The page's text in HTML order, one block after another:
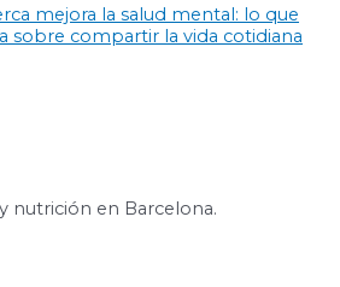
mejora la salud mental: lo que
sobre compartir la vida cotidiana
nutrición en Barcelona.